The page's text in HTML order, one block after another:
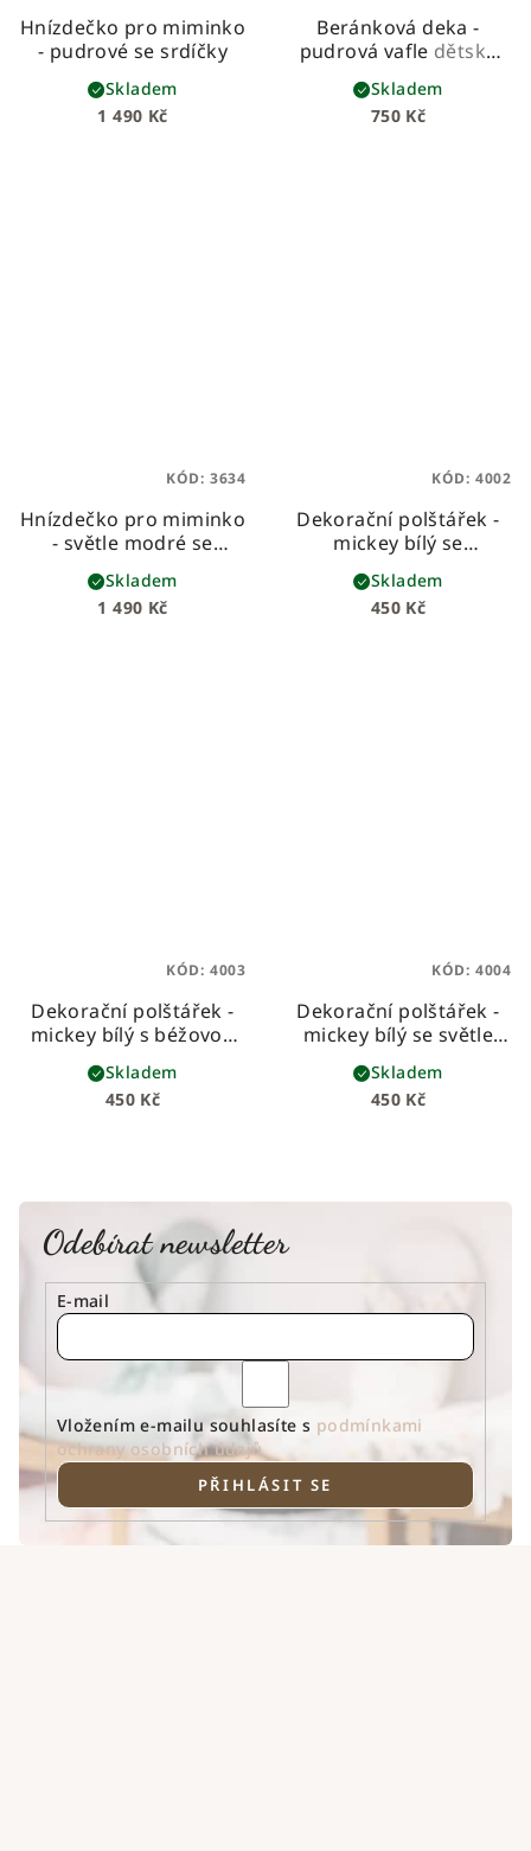
Hnízdečko pro miminko
- pudrové se srdíčky
1 490 Kč
Skladem
Beránková deka -
pudrová vafle dětská
beránková deka z
vafloviny a hebkého
beránka
750 Kč
Skladem
Hnízdečko pro miminko
- světle modré se
spícími medvídky
1 490 Kč
Skladem
KÓD: 3634
Dekorační polštářek -
mickey bílý se
starorůžovou mašlí
450 Kč
Skladem
KÓD: 4002
Dekorační polštářek -
mickey bílý s béžovou
450 Kč
Skladem
KÓD: 4003
Dekorační polštářek -
mickey bílý se světle
šedou mašlí
450 Kč
Skladem
KÓD: 4004
Odebírat newsletter
E-mail
Vložením e-mailu souhlasíte s podmínkami
ochrany osobních údajů
PŘIHLÁSIT SE